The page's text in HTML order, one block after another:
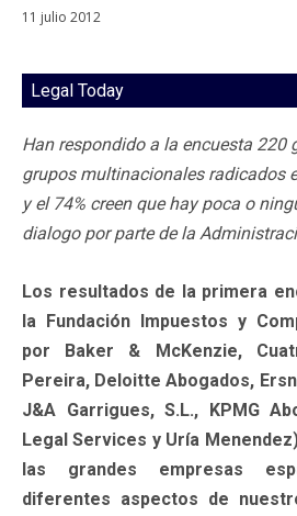
11 julio 2012
Legal Today
Han respondido a la encuesta 220
grupos multinacionales radicados
y el 74% creen que hay poca o
dialogo por parte de la
Los resultados de la primera
la Fundación Impuestos y
por Baker & McKenzie,
Pereira, Deloitte Abogados,
J&A Garrigues, S.L., KPMG
Legal Services y Uría
las grandes empresas
diferentes aspectos de